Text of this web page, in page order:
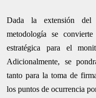
Dada la extensión del
metodología se
estratégica para el
Adicionalmente, se
tanto para la toma de
los puntos de ocurrencia